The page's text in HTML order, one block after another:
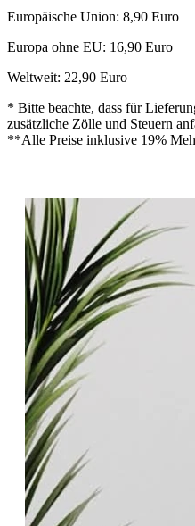
Europäische Union: 8,90 Euro
Europa ohne EU: 16,90 Euro
Weltweit: 22,90 Euro
* Bitte beachte, dass für
zusätzliche Zölle und Steuern
**Alle Preise inklusive 19%